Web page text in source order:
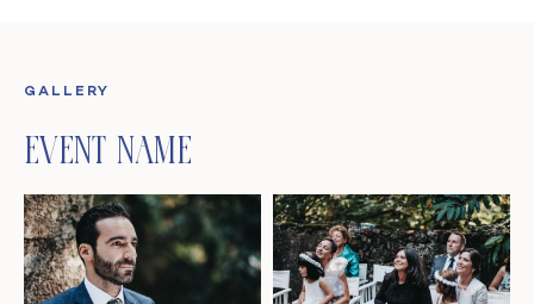
GALLERY
Event Name